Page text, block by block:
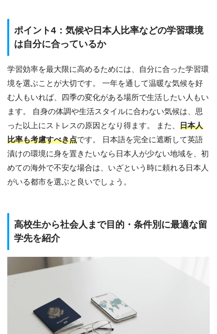
ポイント4：気候や日本人比率などの学習環境
は自分に合っているか
学習効率を最大限に高めるためには、自分に合った学習環
境を選ぶことが大切です。 一年を通して温暖な気候を好
む人もいれば、四季の変化がある場所で生活したい人もい
ます。 自身の体調や生活スタイルに合わない気候は、思
った以上にストレスの原因となり得ます。 また、 日本人
比率も考慮すべき点です。 日本語を完全に遮断して英語
漬けの環境に身を置きたいなら日本人が少ない地域を、初
めての海外で不安な場合は、いざという時に頼れる日本人
がいる都市を選ぶと良いでしょう。
高校生から社会人まで目的・条件別に最適な留
学先を紹介